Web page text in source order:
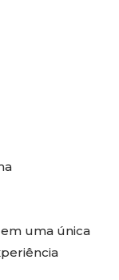
uma única